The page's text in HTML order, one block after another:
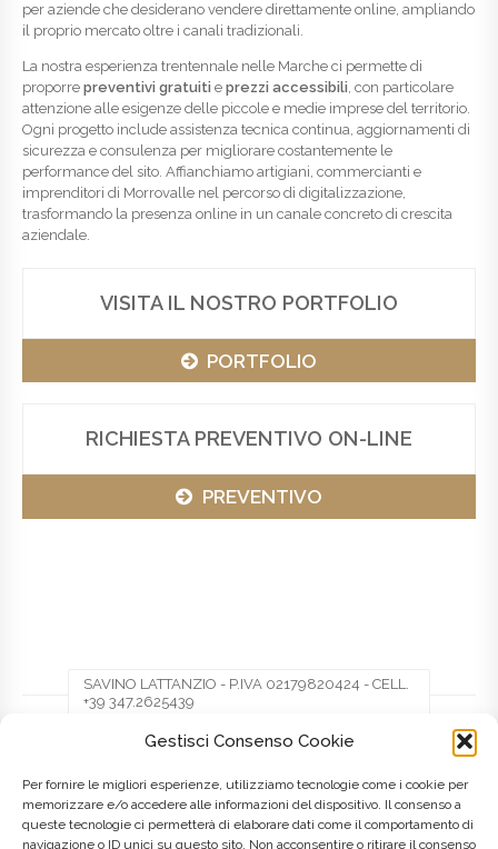
Gestisci Consenso Cookie
Per fornire le migliori esperienze, utilizziamo tecnologie come i cookie per
memorizzare e/o accedere alle informazioni del dispositivo. Il consenso a
queste tecnologie ci permetterà di elaborare dati come il comportamento di
navigazione o ID unici su questo sito. Non acconsentire o ritirare il consenso
per aziende che desiderano vendere direttamente online, ampliando
il proprio mercato oltre i canali tradizionali.
La nostra esperienza trentennale nelle Marche ci permette di
proporre preventivi gratuiti e prezzi accessibili, con particolare
attenzione alle esigenze delle piccole e medie imprese del territorio.
Ogni progetto include assistenza tecnica continua, aggiornamenti di
sicurezza e consulenza per migliorare costantemente le
performance del sito. Affianchiamo artigiani, commercianti e
imprenditori di Morrovalle nel percorso di digitalizzazione,
trasformando la presenza online in un canale concreto di crescita
aziendale.
VISITA IL NOSTRO PORTFOLIO
PORTFOLIO
RICHIESTA PREVENTIVO ON-LINE
PREVENTIVO
SAVINO LATTANZIO - P.IVA 02179820424 - CELL.
+39 347.2625439
Facebook Twitter Pinterest
LinkedIn